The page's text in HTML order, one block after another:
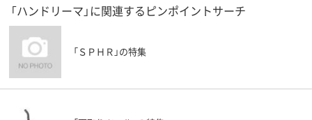
「ハンドリーマ」に関連するピンポイントサーチ
「ＳＰＨＲ」の特集